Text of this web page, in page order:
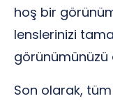
hoş bir
lenslerinizi
görünümünüzü
Son olarak,